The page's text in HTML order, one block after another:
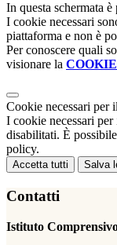
In questa schermata
I cookie necessari
piattaforma e non è
Per conoscere quali
visionare la
Cookie necessari per
I cookie necessari
disabilitati. È
policy.
Accetta tutti Salva
Contatti
Istituto